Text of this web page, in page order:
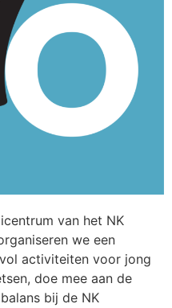
van het NK
we een
activiteiten voor jong
doe mee aan de
bij de NK